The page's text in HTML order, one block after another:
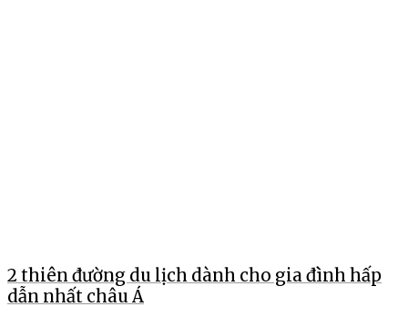
2 thiên đường du lịch dành cho gia đình hấp
dẫn nhất châu Á